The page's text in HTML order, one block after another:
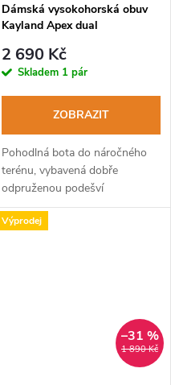
Dámská vysokohorská obuv
Kayland Apex dual
2 690 Kč
Skladem 1 pár
ZOBRAZIT
Pohodlná bota do náročného
terénu, vybavená dobře
odpruženou podešví
sendvičové konstrukce, vhodná
pro použití poloautomatických
Výprodej
1 890 Kč
–31 %